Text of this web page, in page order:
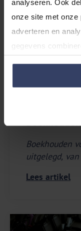
analyseren. Ook
onze site met onze
adverteren en
gegevens
van jouw gebruik
26-
Boekhouden
uitgelegd,
Lees artikel